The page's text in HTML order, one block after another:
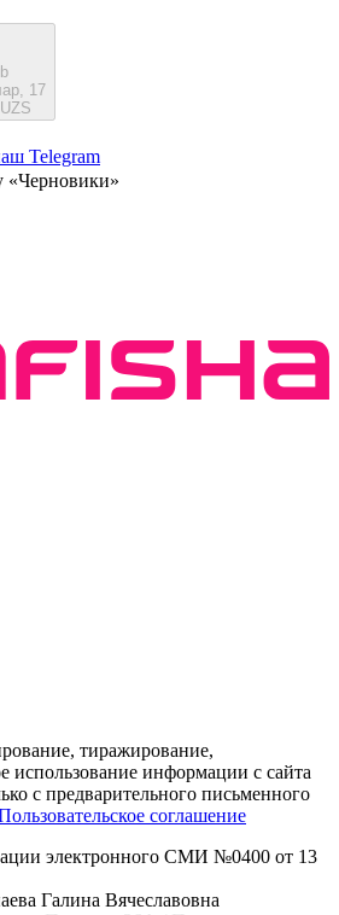
17
Telegram
«Черновики»
тиражирование,
использование информации с сайта
с предварительного письменного
соглашение
электронного СМИ №0400 от 13
Галина Вячеславовна